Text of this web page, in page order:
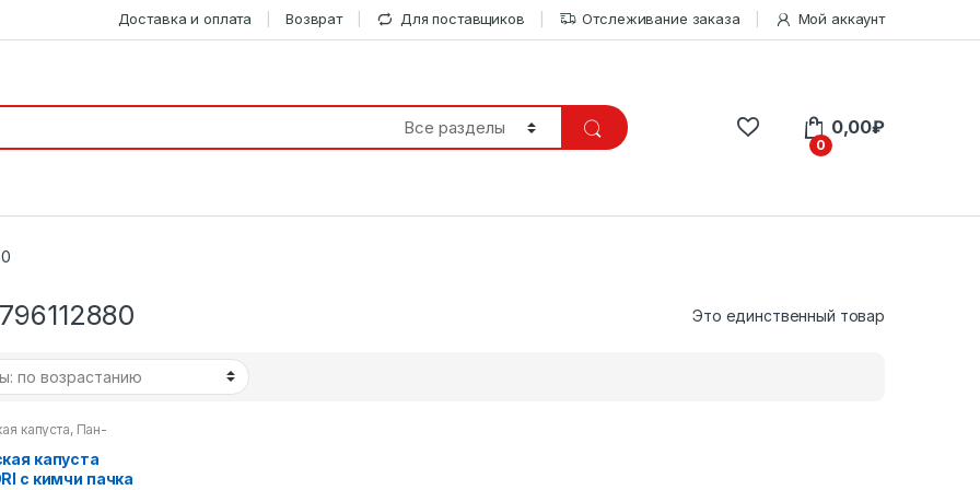
Доставка и оплата Возврат Для поставщиков Отслеживание заказа Мой аккаунт
0
0,00₽
Это единственный товар
капуста, Пан-
капуста
с кимчи пачка